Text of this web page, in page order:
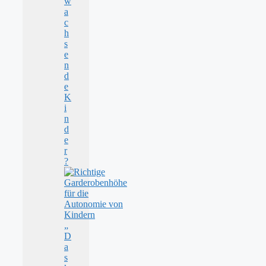
a
c
h
s
e
n
d
e
K
i
n
d
e
r
?
„
D
a
s